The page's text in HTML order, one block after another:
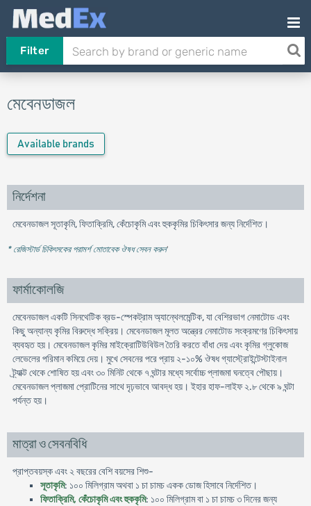
Filter
মেবেনডাজল
Available brands
নির্দেশনা
মেবেনডাজল সূতাকৃমি, ফিতাক্রিমি, কেঁচোকৃমি এবং হুককৃমির চিকিৎসার জন্য নির্দেশিত।
* রেজিস্টার্ড চিকিৎসকের পরামর্শ মোতাবেক ঔষধ সেবন করুন'
ফার্মাকোলজি
মেবেনডাজল একটি সিনথেটিক ব্রড-স্পেকট্রাম অ্যান্থেলমেন্টিক, যা বেশিরভাগ নেমাটোড এবং
কিছু অন্যান্য কৃমির বিরুদ্ধে সক্রিয়। মেবেনডাজল মূলত অন্ত্রের নেমাটোড সংক্রমণের চিকিৎসায়
ব্যবহৃত হয়। মেবেনডাজল কৃমির মাইক্রোটিউবিউল তৈরি করতে বাঁধা দেয় এবং কৃমির গ্লুকোজ
লেভেলের পরিমান কমিয়ে দেয়। মুখে সেবনের পরে প্রায় ২-১০% ঔষধ গ্যাস্ট্রোইন্টেস্টাইনাল
ট্র্যাক্ট থেকে শোষিত হয় এবং ৩০ মিনিট থেকে ৭ ঘন্টার মধ্যে সর্বোচ্চ প্লাজমা ঘনত্বে পৌছায়।
মেবেনডাজল প্লাজমা প্রোটিনের সাথে দৃঢ়ভাবে আবদ্ধ হয়। ইহার হাফ-লাইফ ২.৮ থেকে ৯ ঘন্টা
পর্যন্ত হয়।
মাত্রা ও সেবনবিধি
প্রাপ্তবয়স্ক এবং ২ বছরের বেশি বয়সের শিশু-
সূতাকৃমি: ১০০ মিলিগ্রাম অথবা ১ চা চামচ একক ডোজ হিসাবে নির্দেশিত।
ফিতাক্রিমি, কেঁচোকৃমি এবং হুককৃমি: ১০০ মিলিগ্রাম বা ১ চা চামচ ৩ দিনের জন্য